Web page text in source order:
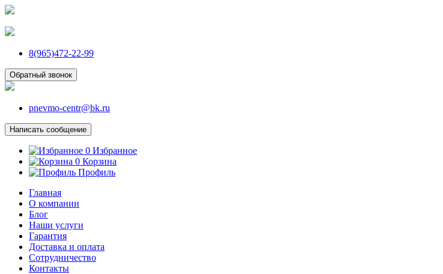
8(965)472-22-99
Обратный звонок
pnevmo-centr@bk.ru
Написать сообщение
0 Избранное
0 Корзина
Профиль
Главная
О компании
Блог
Наши услуги
Гарантия
Доставка и оплата
Сотрудничество
Контакты